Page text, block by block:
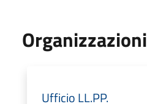
Organizzazioni
Ufficio LL.PP.